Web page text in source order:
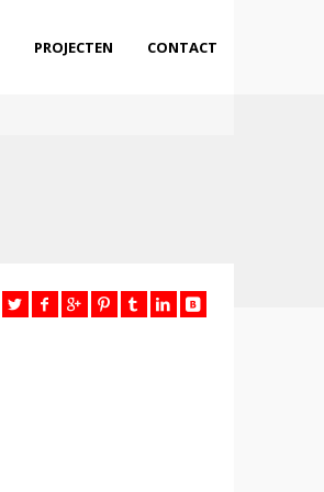
PROJECTEN CONTACT